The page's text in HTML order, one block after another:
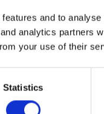
and to
analytics partners
your use of their
Statistics